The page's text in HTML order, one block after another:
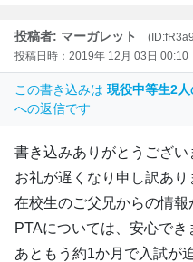
投稿者: マーガレット
投稿日時：2019年 12月 03日 00:10
この書き込みは 現役中等生2人
への返信です
書き込みありがとうござい
お礼が遅くなり申し訳あり
在校生のご父兄からの情報
PTAについては、安心でき
あともう約1か月で入試が